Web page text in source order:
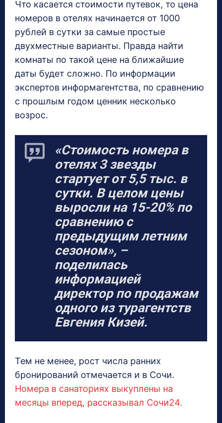
Что касается стоимости путевок, то цена
номеров в отелях начинается от 1000
рублей в сутки за самые простые
двухместные варианты. Правда найти
комнаты по такой цене на ближайшие
даты будет сложно. По информации
экспертов информагентства, по сравнению
с прошлым годом ценник несколько
возрос.
«Стоимость номера в
отелях 3 звезды
стартует от 5,5 тыс. в
сутки. В целом цены
выросли на 15-20% по
сравнению с
предыдущим летним
сезоном», –
поделилась
информацией
директор по продажам
одного из турагентств
Евгения Кизей.
Тем не менее, рост числа ранних
бронирований отмечается и в Сочи.
Номера в санаториях выкуплены на
месяцы вперед, рассказывал Сочи24.